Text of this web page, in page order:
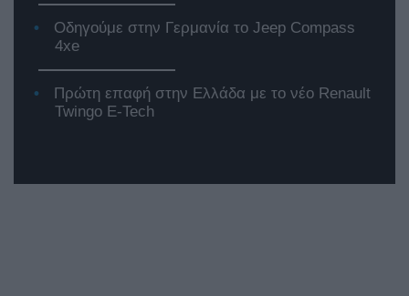
Οδηγούμε στην Γερμανία το Jeep Compass
4xe
Πρώτη επαφή στην Ελλάδα με το νέο Renault
Twingo E-Tech